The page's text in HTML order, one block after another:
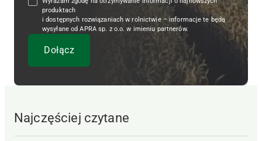
produktach
i dostępnych rozwiązaniach w rolnictwie – informacje te będą
wysyłane od APRA sp. z o.o. w imieniu partnerów.
Najczęściej czytane